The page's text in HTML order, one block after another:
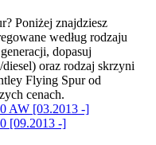
Poniżej znajdziesz
według rodzaju
dopasuj
oraz rodzaj skrzyni
Flying Spur od
cenach.
AW [03.2013 -]
[09.2013 -]